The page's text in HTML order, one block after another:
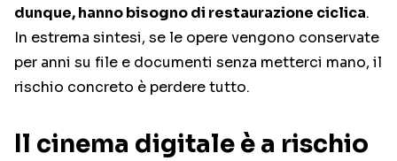
dunque, hanno bisogno di restaurazione ciclica.
In estrema sintesi, se le opere vengono conservate
per anni su file e documenti senza metterci mano, il
rischio concreto è perdere tutto.
Il cinema digitale è a rischio